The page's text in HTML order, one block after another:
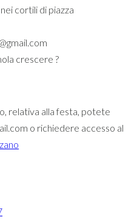
nei cortili di piazza
crescere ?
relativa alla festa, potete
o richiedere accesso al